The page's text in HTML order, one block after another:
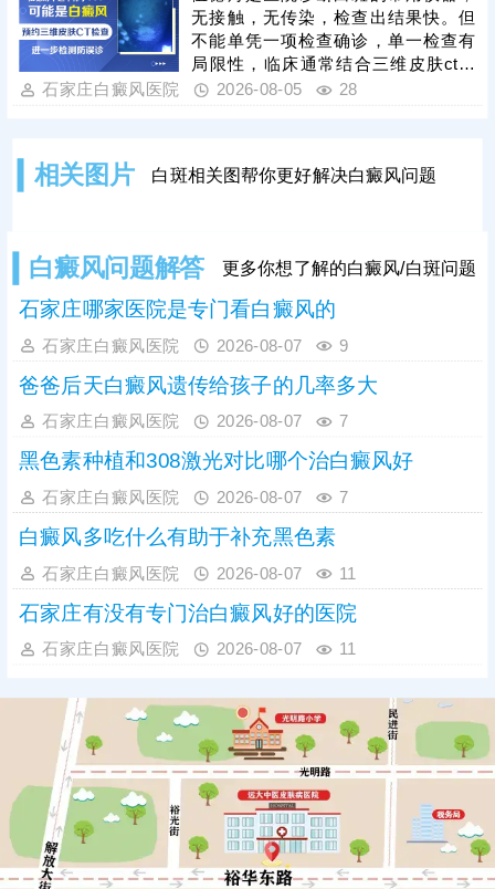
口期，此时黑色素细胞尚未完全受
损，恢复难度低，需及时干预，临床
常用308激光治疗，该方法安全温
和、针对性强，对皮肤损伤小，适配
各类人群及发病部位，能有效激活黑
无接触，无传染，检查出结果快。但
不能单凭一项检查确诊，单一检查有
局限性，临床通常结合三维皮肤ct综
合诊断，令诊断结果有据可依。白斑
色保驾护航。
石家庄白癜风医院 2026-08-05 28
相关图片 白斑相关图帮你更好解决白癜风问题
白癜风问题解答 更多你想了解的白癜风/白斑问题
石家庄哪家医院是专门看白癜风的
石家庄白癜风医院 2026-08-07 9
爸爸后天白癜风遗传给孩子的几率多大
石家庄白癜风医院 2026-08-07 7
黑色素种植和308激光对比哪个治白癜风好
石家庄白癜风医院 2026-08-07 7
白癜风多吃什么有助于补充黑色素
石家庄白癜风医院 2026-08-07 11
石家庄有没有专门治白癜风好的医院
石家庄白癜风医院 2026-08-07 11